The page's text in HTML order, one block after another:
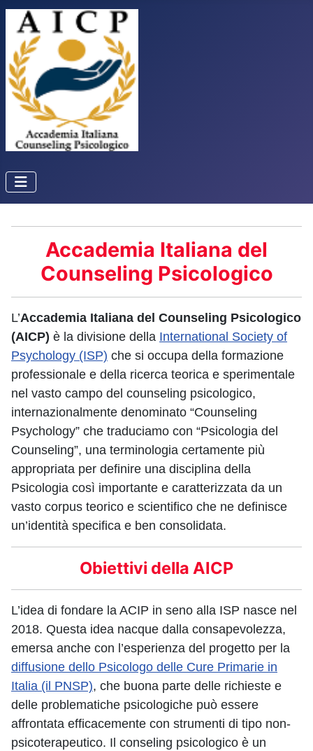
Accademia Italiana del
Counseling Psicologico
L’Accademia Italiana del Counseling Psicologico
(AICP) è la divisione della International Society of
Psychology (ISP) che si occupa della formazione
professionale e della ricerca teorica e sperimentale
nel vasto campo del counseling psicologico,
internazionalmente denominato “Counseling
Psychology” che traduciamo con “Psicologia del
Counseling”, una terminologia certamente più
appropriata per definire una disciplina della
Psicologia così importante e caratterizzata da un
vasto corpus teorico e scientifico che ne definisce
un’identità specifica e ben consolidata.
Obiettivi della AICP
L’idea di fondare la ACIP in seno alla ISP nasce nel
2018. Questa idea nacque dalla consapevolezza,
emersa anche con l’esperienza del progetto per la
diffusione dello Psicologo delle Cure Primarie in
Italia (il PNSP), che buona parte delle richieste e
delle problematiche psicologiche può essere
affrontata efficacemente con strumenti di tipo non-
psicoterapeutico. Il conseling psicologico è un